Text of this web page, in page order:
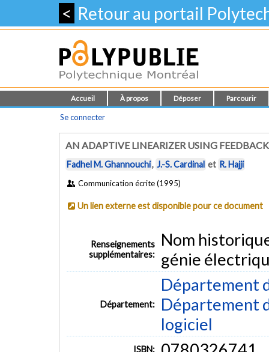
< Retour au portail
Accueil À propos Déposer Parcourir
Se connecter
AN ADAPTIVE LINEARIZER USING
Fadhel M. Ghannouchi, J.-S. Cardinal et R. Hajji
Communication écrite (1995)
Un lien externe est disponible pour ce document
Renseignements
supplémentaires:
Nom
génie
Département:
Département
Département
logiciel
ISBN: